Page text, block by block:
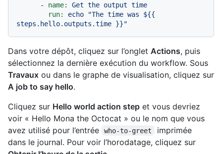
-
name: Get the output time
run:
echo "The time was ${{
steps.hello.outputs.time }}"
Dans votre dépôt, cliquez sur l’onglet Actions, puis
sélectionnez la dernière exécution du workflow. Sous
Travaux ou dans le graphe de visualisation, cliquez sur
A job to say hello.
Cliquez sur Hello world action step et vous devriez
voir « Hello Mona the Octocat » ou le nom que vous
avez utilisé pour l’entrée
who-to-greet
imprimée
dans le journal. Pour voir l’horodatage, cliquez sur